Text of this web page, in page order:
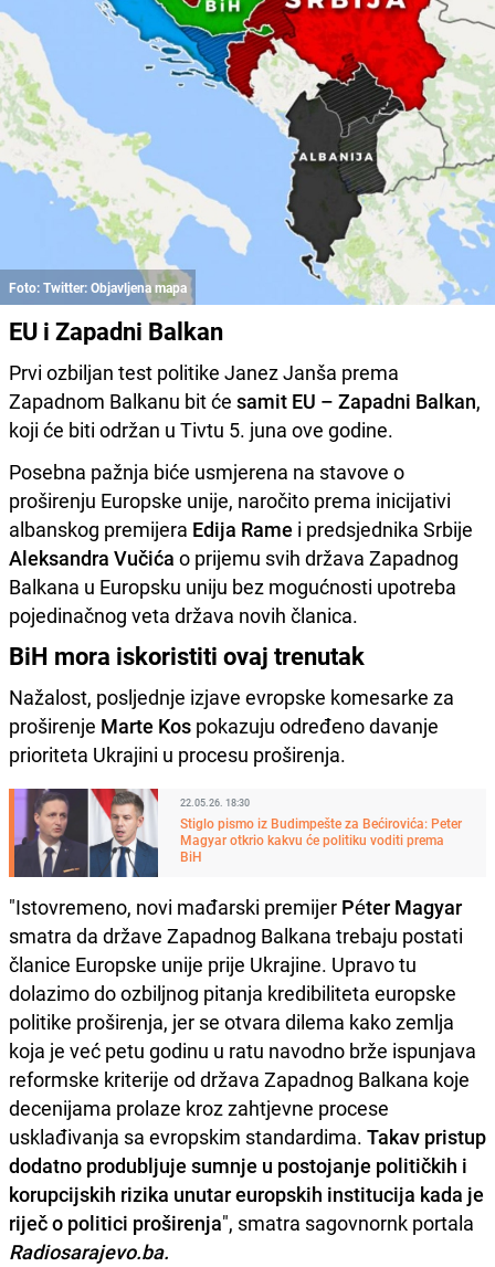
Foto: Twitter: Objavljena mapa
EU i Zapadni Balkan
Prvi ozbiljan test politike Janez Janša prema
Zapadnom Balkanu bit će samit EU – Zapadni Balkan,
koji će biti održan u Tivtu 5. juna ove godine.
Posebna pažnja biće usmjerena na stavove o
proširenju Europske unije, naročito prema inicijativi
albanskog premijera Edija Rame i predsjednika Srbije
Aleksandra Vučića o prijemu svih država Zapadnog
Balkana u Europsku uniju bez mogućnosti upotreba
pojedinačnog veta država novih članica.
BiH mora iskoristiti ovaj trenutak
Nažalost, posljednje izjave evropske komesarke za
proširenje Marte Kos pokazuju određeno davanje
prioriteta Ukrajini u procesu proširenja.
22.05.26. 18:30
Stiglo pismo iz Budimpešte za Bećirovića: Peter
Magyar otkrio kakvu će politiku voditi prema
BiH
"Istovremeno, novi mađarski premijer Péter Magyar
smatra da države Zapadnog Balkana trebaju postati
članice Europske unije prije Ukrajine. Upravo tu
dolazimo do ozbiljnog pitanja kredibiliteta europske
politike proširenja, jer se otvara dilema kako zemlja
koja je već petu godinu u ratu navodno brže ispunjava
reformske kriterije od država Zapadnog Balkana koje
decenijama prolaze kroz zahtjevne procese
usklađivanja sa evropskim standardima. Takav pristup
dodatno produbljuje sumnje u postojanje političkih i
korupcijskih rizika unutar europskih institucija kada je
riječ o politici proširenja", smatra sagovnornk portala
Radiosarajevo.ba.